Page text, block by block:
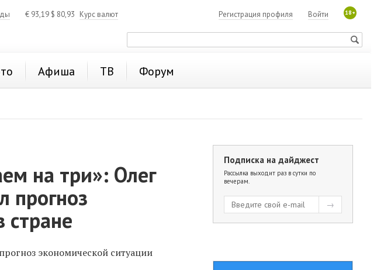
€ 93,19 $ 80,93 Курс валют 18+
Войти
Регистрация профиля
Афиша ТВ Форум
на три»: Олег
прогноз
стране
экономической ситуации
Подписка на дайджест
Рассылка выходит раз в сутки по
вечерам.